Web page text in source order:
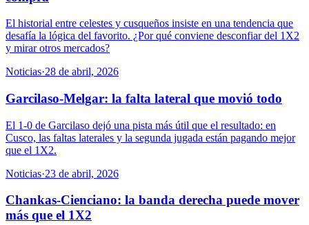
El historial entre celestes y cusqueños insiste en una tendencia que
desafía la lógica del favorito. ¿Por qué conviene desconfiar del 1X2
y mirar otros mercados?
Noticias·28 de abril, 2026
Garcilaso-Melgar: la falta lateral que movió todo
El 1-0 de Garcilaso dejó una pista más útil que el resultado: en
Cusco, las faltas laterales y la segunda jugada están pagando mejor
que el 1X2.
Noticias·23 de abril, 2026
Chankas-Cienciano: la banda derecha puede mover
más que el 1X2